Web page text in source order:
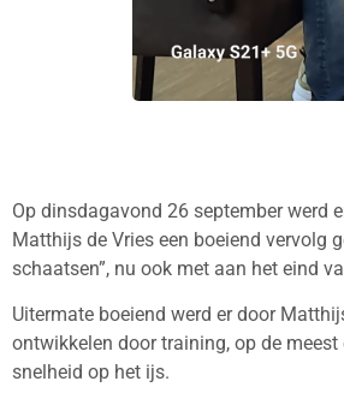
Op dinsdagavond 26 september werd
Matthijs de Vries een boeiend vervolg
schaatsen”, nu ook met aan het eind
Uitermate boeiend werd er door
ontwikkelen door training, op de
snelheid op het ijs.